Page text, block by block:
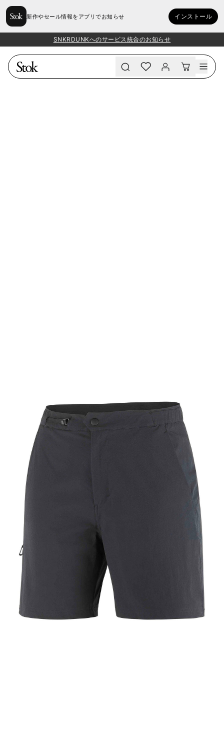
新作やセール情報をアプリでお知らせ インストール
SNKRDUNKへのサービス統合のお知らせ